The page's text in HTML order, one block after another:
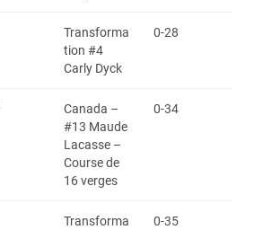
Transforma
tion #4
Carly Dyck
0-28
Canada –
#13 Maude
Lacasse –
Course de
16 verges
0-34
Transforma
0-35